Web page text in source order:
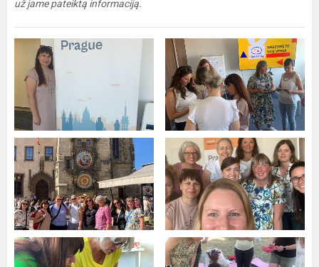
už jame pateiktą informaciją.